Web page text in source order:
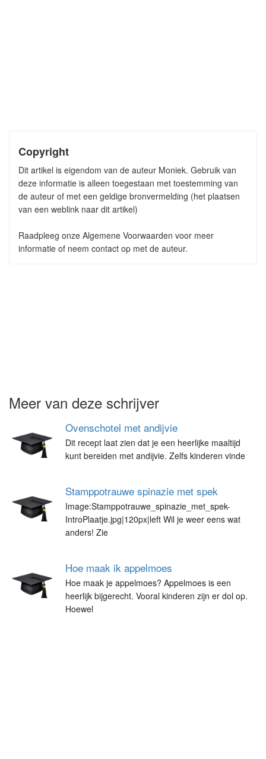
Copyright
Dit artikel is eigendom van de auteur Moniek. Gebruik van
deze informatie is alleen toegestaan met toestemming van
de auteur of met een geldige bronvermelding (het plaatsen
van een weblink naar dit artikel)
Raadpleeg onze Algemene Voorwaarden voor meer
informatie of neem contact op met de auteur.
Meer van deze schrijver
Ovenschotel met andijvie
Dit recept laat zien dat je een heerlijke maaltijd
kunt bereiden met andijvie. Zelfs kinderen vinde
Stamppotrauwe spinazie met spek
Image:Stamppotrauwe_spinazie_met_spek-
IntroPlaatje.jpg|120px|left Wil je weer eens wat
anders! Zie
Hoe maak ik appelmoes
Hoe maak je appelmoes? Appelmoes is een
heerlijk bijgerecht. Vooral kinderen zijn er dol op.
Hoewel